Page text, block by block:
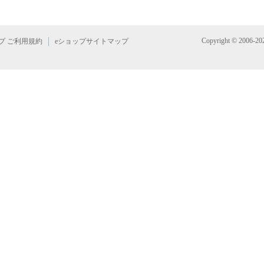
ご利用規約 eショップサイトマップ Copyright © 2006-